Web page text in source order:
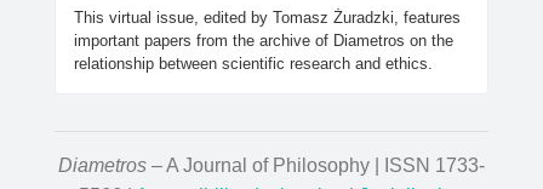
This virtual issue, edited by Tomasz Żuradzki, features
important papers from the archive of Diametros on the
relationship between scientific research and ethics.
Diametros – A Journal of Philosophy | ISSN 1733-